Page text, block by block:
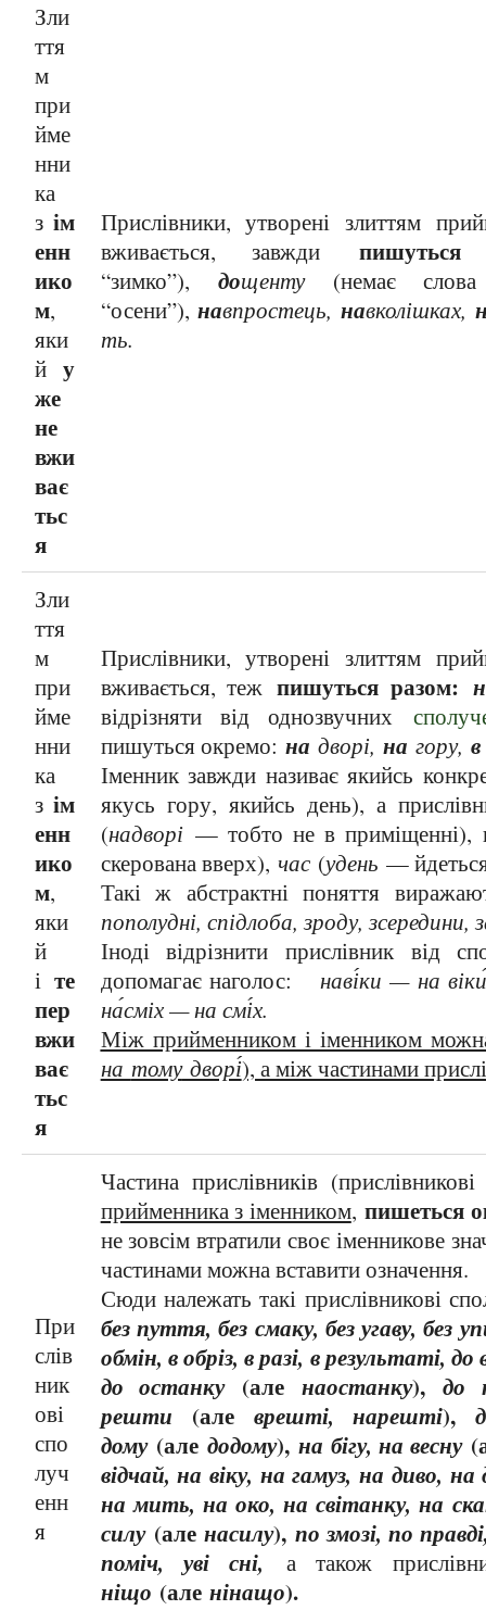
Зли
ття
м
при
йме
нни
ка
зім
енн
ико
м,
яки
йу
же
не
вжи
ває
тьс
я
Прислівники, утворені злиттям
вживається, завжди пишуться
“зимко”),дощенту(немає
“осени”),навпростець, навколішках,
ть.
Зли
ття
м
при
йме
нни
ка
зім
енн
ико
м,
яки
й
іте
пер
вжи
ває
тьс
я
Прислівники, утворені злиттям
вживається, тежпишуться разом:
відрізняти від однозвучних
пишуться окремо: на дворі, на гору, в
Іменник завжди називає якийсь
якусь гору, якийсь день), а
(надворі — тобто не в приміщенні),
скерована вверх), час(удень —
Такі ж абстрактні поняття
пополудні, спідлоба, зроду, зсередини,
Іноді відрізнити прислівник від
допомагає наголос:
наві́ки — на
на́сміх — на смі́х.
Між прийменником і іменником
на томудворі́), а між частинами
При
слів
ник
ові
спо
луч
енн
я
Частина прислівників
прийменника з іменником,пишеться
не зовсім втратили своє іменникове
частинами можна вставити означення.
Сюди належать такі прислівникові
без пуття, без смаку, без угаву, без
обмін, в обріз, в разі, в результаті,
до останку(аленаостанку),до
решти (алеврешті, нарешті),
дому (аледодому),на бігу, на весну
відчай, на віку, на гамуз, на диво,
на мить, на око, на світанку, на
силу(аленасилу),по змозі, по
поміч, уві сні, а також
ніщо (але нінащо).